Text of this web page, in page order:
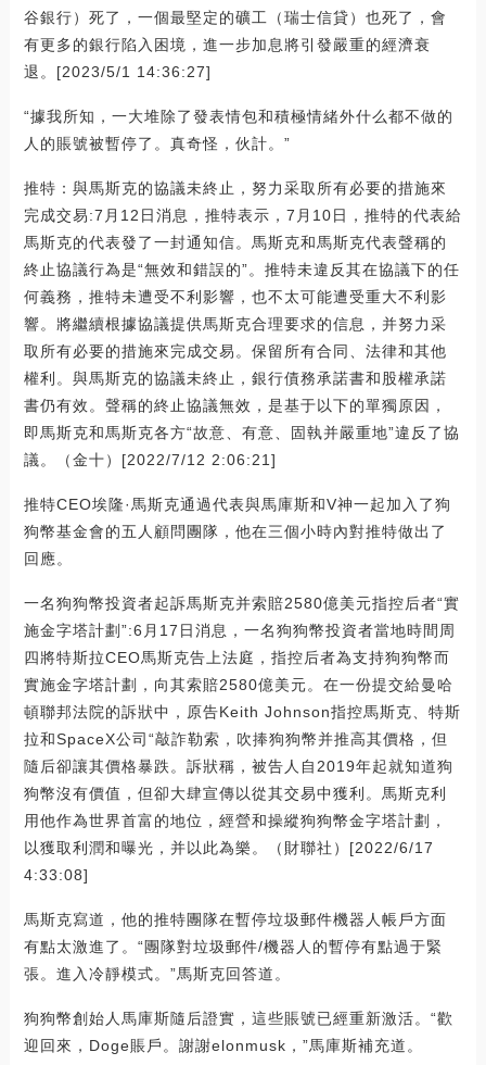
谷銀行）死了，一個最堅定的礦工（瑞士信貸）也死了，會
有更多的銀行陷入困境，進一步加息將引發嚴重的經濟衰
退。[2023/5/1 14:36:27]
“據我所知，一大堆除了發表情包和積極情緒外什么都不做的
人的賬號被暫停了。真奇怪，伙計。”
推特：與馬斯克的協議未終止，努力采取所有必要的措施來
完成交易:7月12日消息，推特表示，7月10日，推特的代表給
馬斯克的代表發了一封通知信。馬斯克和馬斯克代表聲稱的
終止協議行為是“無效和錯誤的”。推特未違反其在協議下的任
何義務，推特未遭受不利影響，也不太可能遭受重大不利影
響。將繼續根據協議提供馬斯克合理要求的信息，并努力采
取所有必要的措施來完成交易。保留所有合同、法律和其他
權利。與馬斯克的協議未終止，銀行債務承諾書和股權承諾
書仍有效。聲稱的終止協議無效，是基于以下的單獨原因，
即馬斯克和馬斯克各方“故意、有意、固執并嚴重地”違反了協
議。（金十）[2022/7/12 2:06:21]
推特CEO埃隆·馬斯克通過代表與馬庫斯和V神一起加入了狗
狗幣基金會的五人顧問團隊，他在三個小時內對推特做出了
回應。
一名狗狗幣投資者起訴馬斯克并索賠2580億美元指控后者“實
施金字塔計劃”:6月17日消息，一名狗狗幣投資者當地時間周
四將特斯拉CEO馬斯克告上法庭，指控后者為支持狗狗幣而
實施金字塔計劃，向其索賠2580億美元。在一份提交給曼哈
頓聯邦法院的訴狀中，原告Keith Johnson指控馬斯克、特斯
拉和SpaceX公司“敲詐勒索，吹捧狗狗幣并推高其價格，但
隨后卻讓其價格暴跌。訴狀稱，被告人自2019年起就知道狗
狗幣沒有價值，但卻大肆宣傳以從其交易中獲利。馬斯克利
用他作為世界首富的地位，經營和操縱狗狗幣金字塔計劃，
以獲取利潤和曝光，并以此為樂。（財聯社）[2022/6/17
4:33:08]
馬斯克寫道，他的推特團隊在暫停垃圾郵件機器人帳戶方面
有點太激進了。“團隊對垃圾郵件/機器人的暫停有點過于緊
張。進入冷靜模式。”馬斯克回答道。
狗狗幣創始人馬庫斯隨后證實，這些賬號已經重新激活。“歡
迎回來，Doge賬戶。謝謝elonmusk，”馬庫斯補充道。